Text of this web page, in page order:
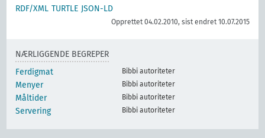
RDF/XML TURTLE JSON-LD
Opprettet 04.02.2010, sist endret 10.07.2015
NÆRLIGGENDE BEGREPER
Ferdigmat
Bibbi autoriteter
Menyer Bibbi autoriteter
Måltider Bibbi autoriteter
Servering Bibbi autoriteter